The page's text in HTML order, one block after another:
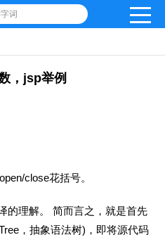
词
，jsp举例
close花括号。
的理解。 简而言之，就是首先
，抽象语法树)，即将源代码